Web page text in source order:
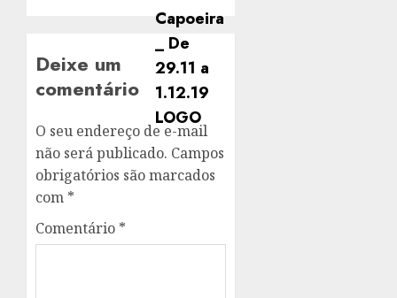
Deixe um
comentário
O seu endereço de e-mail
não será publicado. Campos
obrigatórios são marcados
com *
Comentário *